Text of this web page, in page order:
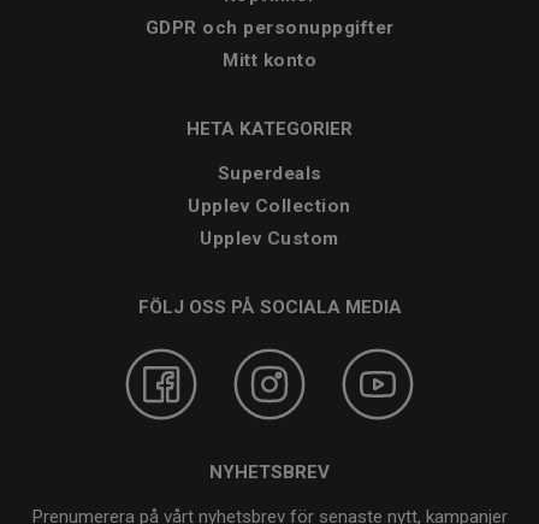
GDPR och personuppgifter
Mitt konto
HETA KATEGORIER
Superdeals
Upplev Collection
Upplev Custom
FÖLJ OSS PÅ SOCIALA MEDIA
NYHETSBREV
Prenumerera på vårt nyhetsbrev för senaste nytt, kampanjer